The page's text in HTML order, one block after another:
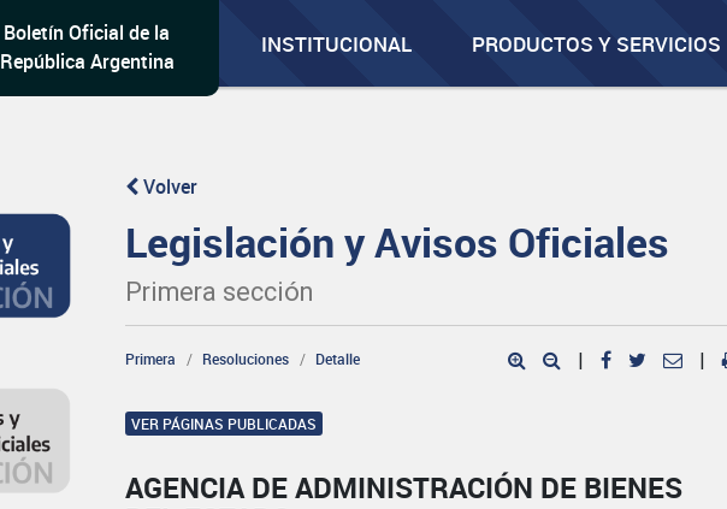
Boletín Oficial de la
República Argentina
INSTITUCIONAL PRODUCTOS Y SERVICIOS
Volver
Legislación y Avisos Oficiales
Primera sección
Primera Resoluciones Detalle | |
VER PÁGINAS PUBLICADAS
AGENCIA DE ADMINISTRACIÓN DE BIENES